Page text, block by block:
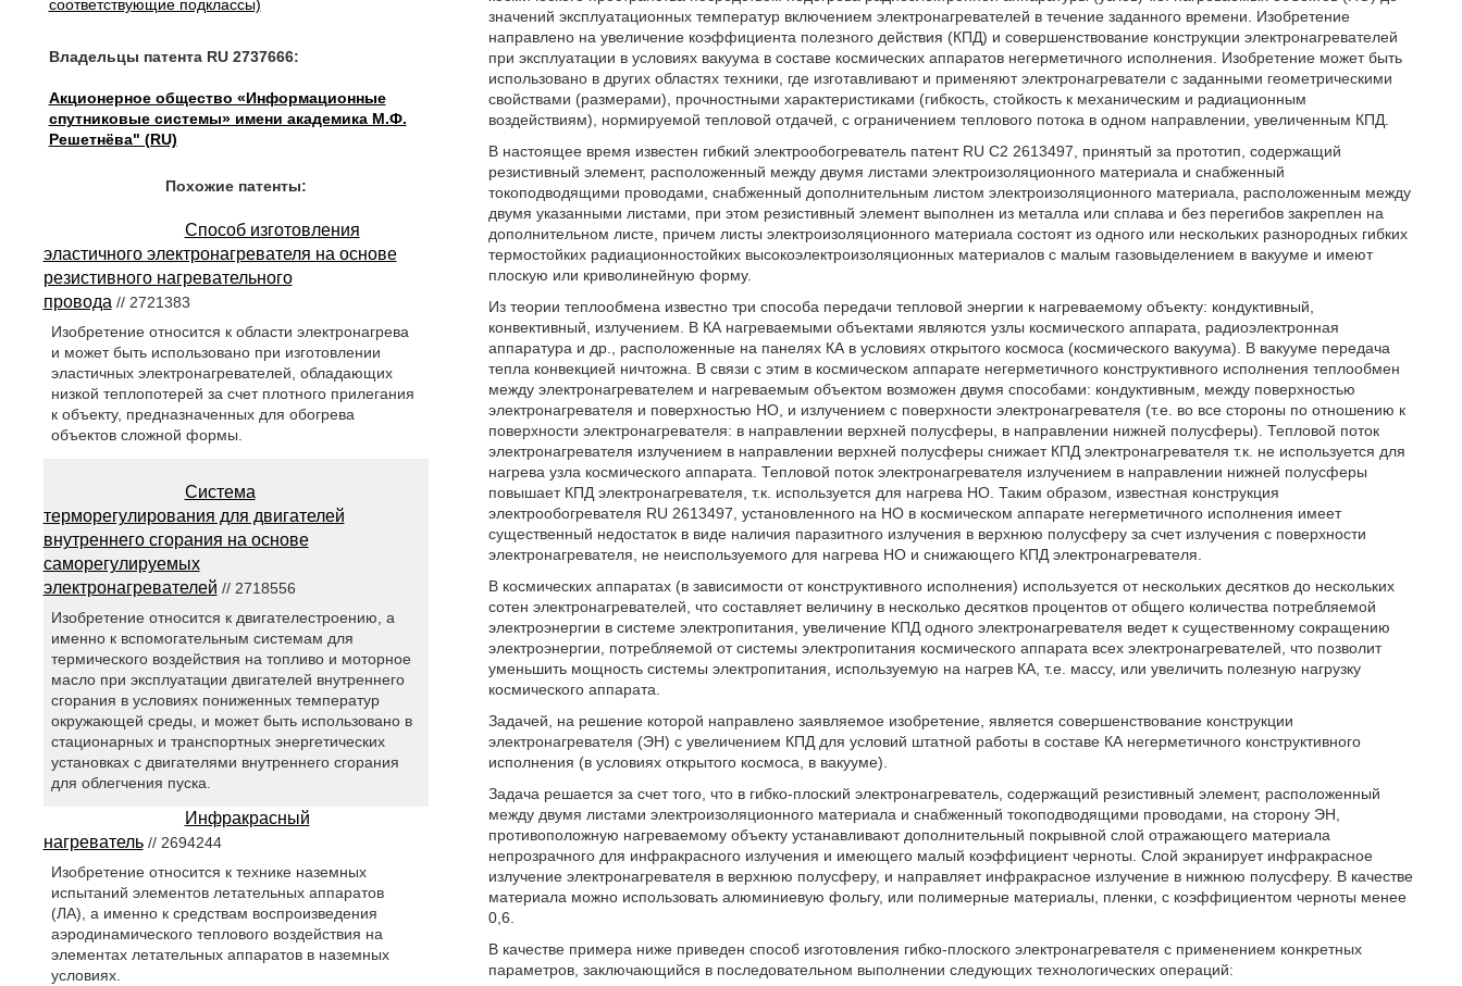
соответствующие подклассы)
Владельцы патента RU 2737666:
Акционерное общество «Информационные
спутниковые системы» имени академика М.Ф.
Решетнёва" (RU)
значений эксплуатационных температур включением электронагревателей в течение заданного времени. Изобретение
направлено на увеличение коэффициента полезного действия (КПД) и совершенствование конструкции электронагревателей
при эксплуатации в условиях вакуума в составе космических аппаратов негерметичного исполнения. Изобретение может быть
использовано в других областях техники, где изготавливают и применяют электронагреватели с заданными геометрическими
свойствами (размерами), прочностными характеристиками (гибкость, стойкость к механическим и радиационным
воздействиям), нормируемой тепловой отдачей, с ограничением теплового потока в одном направлении, увеличенным КПД.
В настоящее время известен гибкий электрообогреватель патент RU C2 2613497, принятый за прототип, содержащий
резистивный элемент, расположенный между двумя листами электроизоляционного материала и снабженный
токоподводящими проводами, снабженный дополнительным листом электроизоляционного материала, расположенным между
двумя указанными листами, при этом резистивный элемент выполнен из металла или сплава и без перегибов закреплен на
дополнительном листе, причем листы электроизоляционного материала состоят из одного или нескольких разнородных гибких
термостойких радиационностойких высокоэлектроизоляционных материалов с малым газовыделением в вакууме и имеют
плоскую или криволинейную форму.
Из теории теплообмена известно три способа передачи тепловой энергии к нагреваемому объекту: кондуктивный,
конвективный, излучением. В КА нагреваемыми объектами являются узлы космического аппарата, радиоэлектронная
аппаратура и др., расположенные на панелях КА в условиях открытого космоса (космического вакуума). В вакууме передача
тепла конвекцией ничтожна. В связи с этим в космическом аппарате негерметичного конструктивного исполнения теплообмен
между электронагревателем и нагреваемым объектом возможен двумя способами: кондуктивным, между поверхностью
электронагревателя и поверхностью НО, и излучением с поверхности электронагревателя (т.е. во все стороны по отношению к
поверхности электронагревателя: в направлении верхней полусферы, в направлении нижней полусферы). Тепловой поток
электронагревателя излучением в направлении верхней полусферы снижает КПД электронагревателя т.к. не используется для
нагрева узла космического аппарата. Тепловой поток электронагревателя излучением в направлении нижней полусферы
повышает КПД электронагревателя, т.к. используется для нагрева НО. Таким образом, известная конструкция
электрообогревателя RU 2613497, установленного на НО в космическом аппарате негерметичного исполнения имеет
существенный недостаток в виде наличия паразитного излучения в верхнюю полусферу за счет излучения с поверхности
электронагревателя, не неиспользуемого для нагрева НО и снижающего КПД электронагревателя.
В космических аппаратах (в зависимости от конструктивного исполнения) используется от нескольких десятков до нескольких
сотен электронагревателей, что составляет величину в несколько десятков процентов от общего количества потребляемой
электроэнергии в системе электропитания, увеличение КПД одного электронагревателя ведет к существенному сокращению
электроэнергии, потребляемой от системы электропитания космического аппарата всех электронагревателей, что позволит
уменьшить мощность системы электропитания, используемую на нагрев КА, т.е. массу, или увеличить полезную нагрузку
космического аппарата.
Задачей, на решение которой направлено заявляемое изобретение, является совершенствование конструкции
электронагревателя (ЭН) с увеличением КПД для условий штатной работы в составе КА негерметичного конструктивного
исполнения (в условиях открытого космоса, в вакууме).
Задача решается за счет того, что в гибко-плоский электронагреватель, содержащий резистивный элемент, расположенный
между двумя листами электроизоляционного материала и снабженный токоподводящими проводами, на сторону ЭН,
противоположную нагреваемому объекту устанавливают дополнительный покрывной слой отражающего материала
непрозрачного для инфракрасного излучения и имеющего малый коэффициент черноты. Слой экранирует инфракрасное
излучение электронагревателя в верхнюю полусферу, и направляет инфракрасное излучение в нижнюю полусферу. В качестве
материала можно использовать алюминиевую фольгу, или полимерные материалы, пленки, с коэффициентом черноты менее
0,6.
В качестве примера ниже приведен способ изготовления гибко-плоского электронагревателя с применением конкретных
параметров, заключающийся в последовательном выполнении следующих технологических операций:
Похожие патенты:
Способ изготовления
эластичного электронагревателя на основе
резистивного нагревательного
провода // 2721383
Изобретение относится к области электронагрева
и может быть использовано при изготовлении
эластичных электронагревателей, обладающих
низкой теплопотерей за счет плотного прилегания
к объекту, предназначенных для обогрева
объектов сложной формы.
Система
терморегулирования для двигателей
внутреннего сгорания на основе
саморегулируемых
электронагревателей // 2718556
Изобретение относится к двигателестроению, а
именно к вспомогательным системам для
термического воздействия на топливо и моторное
масло при эксплуатации двигателей внутреннего
сгорания в условиях пониженных температур
окружающей среды, и может быть использовано в
стационарных и транспортных энергетических
установках с двигателями внутреннего сгорания
для облегчения пуска.
Инфракрасный
нагреватель// 2694244
Изобретение относится к технике наземных
испытаний элементов летательных аппаратов
(ЛА), а именно к средствам воспроизведения
аэродинамического теплового воздействия на
элементах летательных аппаратов в наземных
условиях.